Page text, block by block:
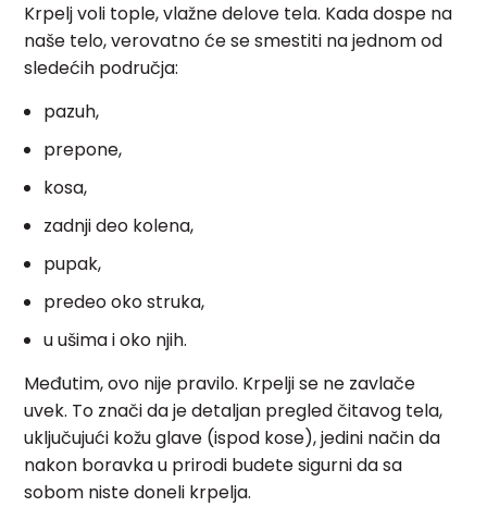
Krpelj voli tople, vlažne delove tela. Kada dospe na
naše telo, verovatno će se smestiti na jednom od
sledećih područja:
pazuh,
prepone,
kosa,
zadnji deo kolena,
pupak,
predeo oko struka,
u ušima i oko njih.
Međutim, ovo nije pravilo. Krpelji se ne zavlače
uvek. To znači da je detaljan pregled čitavog tela,
uključujući kožu glave (ispod kose), jedini način da
nakon boravka u prirodi budete sigurni da sa
sobom niste doneli krpelja.